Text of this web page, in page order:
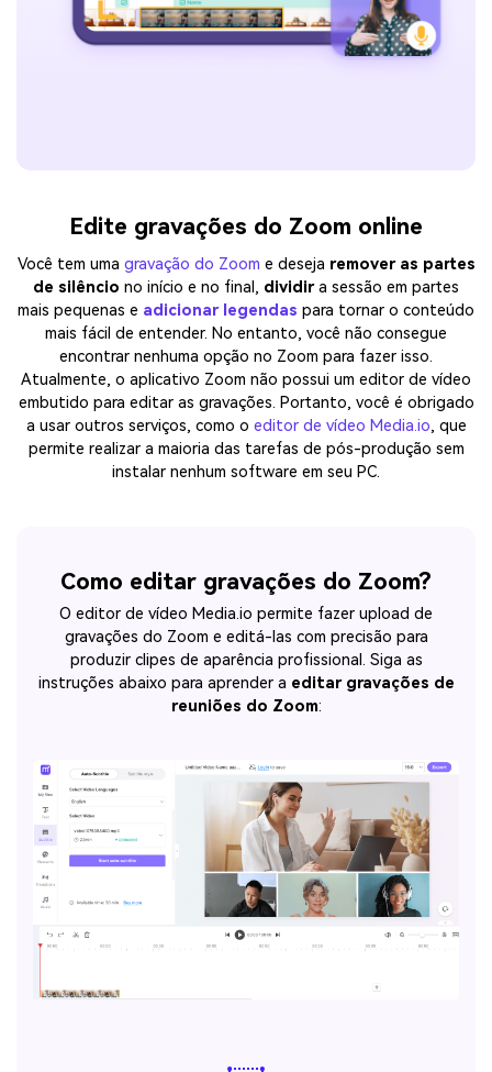
Edite gravações do Zoom online
Você tem uma gravação do Zoom e deseja remover as partes
de silêncio no início e no final, dividira sessão em partes
mais pequenas e adicionar legendas para tornar o conteúdo
mais fácil de entender. No entanto, você não consegue
encontrar nenhuma opção no Zoom para fazer isso.
Atualmente, o aplicativo Zoom não possui um editor de vídeo
embutido para editar as gravações. Portanto, você é obrigado
a usar outros serviços, como o editor de vídeo Media.io, que
permite realizar a maioria das tarefas de pós-produção sem
instalar nenhum software em seu PC.
Como editar gravações do Zoom?
O editor de vídeo Media.io permite fazer upload de
gravações do Zoom e editá-las com precisão para
produzir clipes de aparência profissional. Siga as
instruções abaixo para aprender a editar gravações de
reuniões do Zoom: